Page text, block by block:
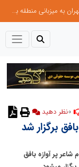
شانزدهمین مانور سراسری طرح مهتاب در استان تهران به میزبانی منطقه برق لواسان
برگزار شد
پر آوازه بافق